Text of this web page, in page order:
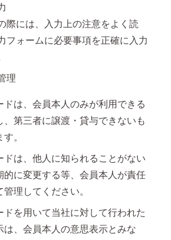
の3stepで選ぶ
したピアス
る
やすい所や
にレビューしてます。
際には、入力上の注意をよく読
フォームに必要事項を正確に入力
理
ドは、会員本人のみが利用できる
、第三者に譲渡・貸与できないも
。
ドは、他人に知られることがない
的に変更する等、会員本人が責任
管理してください。
ドを用いて当社に対して行われた
は、会員本人の意思表示とみな